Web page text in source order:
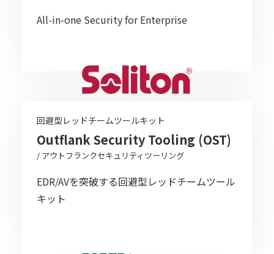
All-in-one Security for Enterprise
回避型レッドチームツールキット
Outflank Security Tooling (OST)
/ アウトフランクセキュリティツーリング
EDR/AVを突破する回避型レッドチームツール
キット